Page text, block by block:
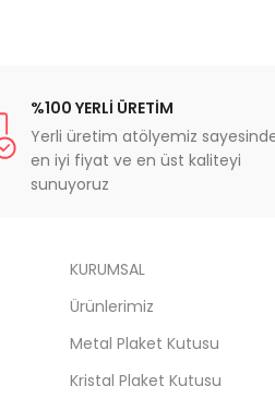
%100 YERLİ ÜRETİM
Yerli üretim atölyemiz
en iyi fiyat ve en üst kaliteyi
sunuyoruz
KURUMSAL
Ürünlerimiz
Metal Plaket Kutusu
Kristal Plaket Kutusu